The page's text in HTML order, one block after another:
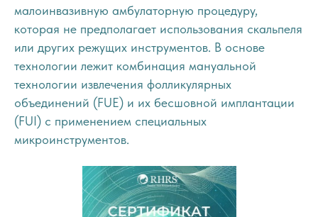
малоинвазивную амбулаторную процедуру,
которая не предполагает использования скальпеля
или других режущих инструментов. В основе
технологии лежит комбинация мануальной
технологии извлечения фолликулярных
объединений (FUE) и их бесшовной имплантации
(FUI) с применением специальных
микроинструментов.